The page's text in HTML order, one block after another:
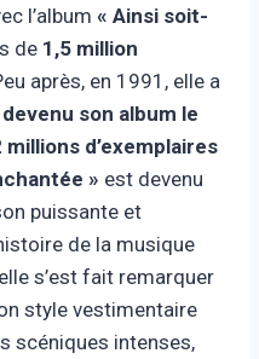
l’album « Ainsi soit-
de 1,5 million
après, en 1991, elle a
son album le
millions d’exemplaires
» est devenu
puissante et
de la musique
s’est fait remarquer
style vestimentaire
scéniques intenses,